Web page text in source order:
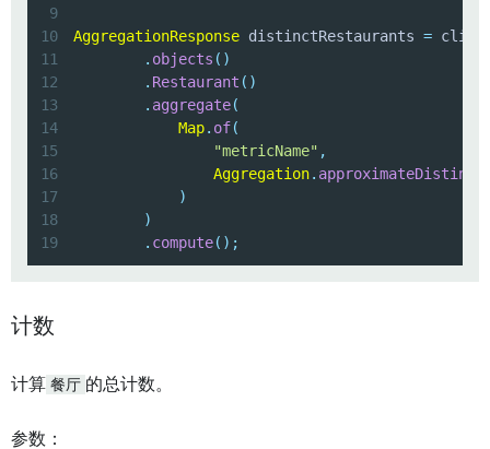
9
10
AggregationResponse distinctRestaurants =
11
. objects ( )
12
. Restaurant ( )
13
. aggregate(
14
Map. of(
15
"metricName" ,
16
Aggregation. approximateDistinct
17
)
18
)
19
. compute( ) ;
计数
计算 餐厅 的总计数。
参数：